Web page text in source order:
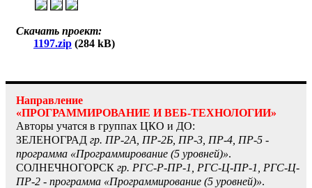
Скачать проект:
1197.zip (284 kB)
Направление
«ПРОГРАММИРОВАНИЕ И BEБ-ТЕХНОЛОГИИ»
Авторы учатся в группах ЦКО и ДО:
ЗЕЛЕНОГРАД гр. ПР-2А, ПР-2Б, ПР-3, ПР-4, ПР-5 -
программа «Программирование (5 уровней)».
СОЛНЕЧНОГОРСК гр. РГС-Р-ПР-1, РГС-Ц-ПР-1, РГС-Ц-
ПР-2 - программа «Программирование (5 уровней)».